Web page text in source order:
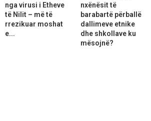
nga virusi i Etheve
të Nilit – më të
rrezikuar moshat
e...
nxënësit të
barabartë përballë
dallimeve etnike
dhe shkollave ku
mësojnë?